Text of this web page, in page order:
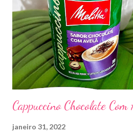
Cappuccino Chocolate
janeiro 31, 2022